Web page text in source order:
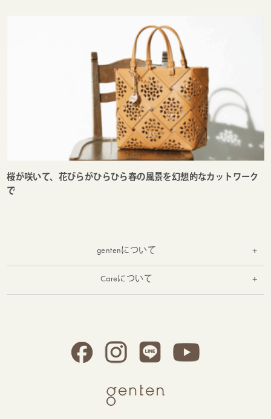
桜が咲いて、花びらがひらひら春の風景を幻想的なカットワーク
で
gentenについて
お知らせ
gentenの素材について
genten Archive Movie
Careについて